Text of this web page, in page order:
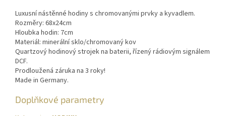
Luxusní nástěnné hodiny s chromovanými prvky a kyvadlem.
Rozměry: 68x24cm
Hloubka hodin: 7cm
Materiál: minerální sklo/chromovaný kov
Quartzový hodinový strojek na baterii, řízený rádiovým signálem
DCF.
Prodloužená záruka na 3 roky!
Made in Germany.
Doplňkové parametry